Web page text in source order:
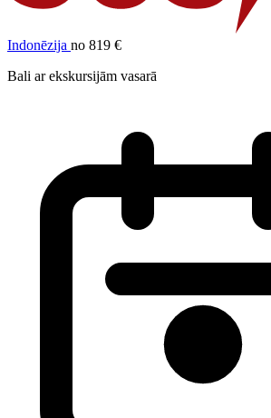
Indonēzija no 819 €
Bali ar ekskursijām vasarā